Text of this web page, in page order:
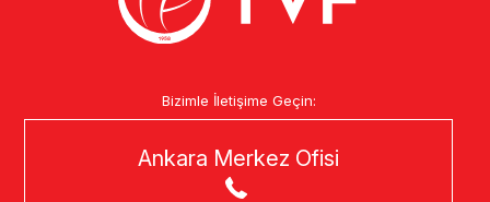
Bizimle İletişime Geçin:
Ankara Merkez Ofisi